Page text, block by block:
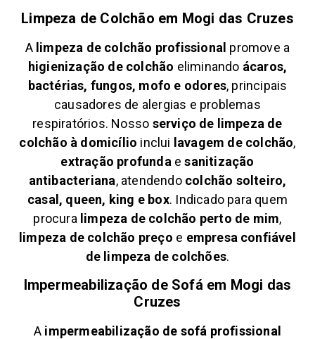
Limpeza de Colchão em Mogi das Cruzes
A limpeza de colchão profissional promove a
higienização de colchão eliminando ácaros,
bactérias, fungos, mofo e odores, principais
causadores de alergias e problemas
respiratórios. Nosso serviço de limpeza de
colchão à domicílio inclui lavagem de colchão,
extração profunda esanitização
antibacteriana, atendendo colchão solteiro,
casal, queen, king e box. Indicado para quem
procura limpeza de colchão perto de mim,
limpeza de colchão preço e empresa confiável
de limpeza de colchões.
Impermeabilização de Sofá em Mogi das
Cruzes
A impermeabilização de sofá profissional